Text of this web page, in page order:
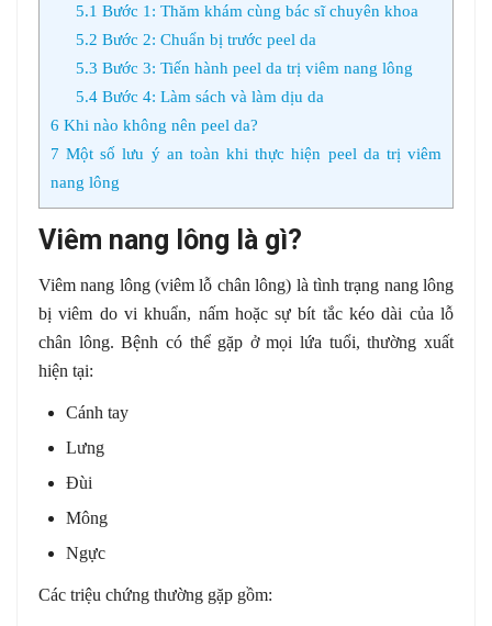
5.1 Bước 1: Thăm khám cùng bác sĩ chuyên khoa
5.2 Bước 2: Chuẩn bị trước peel da
5.3 Bước 3: Tiến hành peel da trị viêm nang lông
5.4Bước 4: Làm sách và làm dịu da
6 Khi nào không nên peel da?
7 Một số lưu ý an toàn khi thực hiện peel da trị viêm
nang lông
Viêm nang lông là gì?
Viêm nang lông (viêm lỗ chân lông) là tình trạng nang lông
bị viêm do vi khuẩn, nấm hoặc sự bít tắc kéo dài của lỗ
chân lông. Bệnh có thể gặp ở mọi lứa tuổi, thường xuất
hiện tại:
Cánh tay
Lưng
Đùi
Mông
Ngực
Các triệu chứng thường gặp gồm: